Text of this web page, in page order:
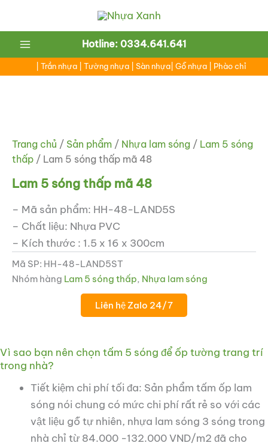
dung
Main
Menu
Hotline: 0334.641.641
Trần nhựa| Tường nhựa| Sàn nhựa| Gỗ nhựa| Phào chỉ
Trang chủ / Sản phẩm / Nhựa lam sóng / Lam 5 sóng
thấp / Lam 5 sóng thấp mã 48
Lam 5 sóng thấp mã 48
– Mã sản phẩm: HH-48-LAND5S
– Chất liệu: Nhựa PVC
– Kích thước : 1.5 x 16 x 300cm
Mã SP: HH-48-LAND5ST
Nhóm hàng Lam 5 sóng thấp, Nhựa lam sóng
Liên hệ Zalo 24/7
Vì sao bạn nên chọn tấm 5 sóng để ốp tường trang trí
trong nhà?
Tiết kiệm chi phí tối đa: Sản phẩm tấm ốp lam
sóng nói chung có mức chi phí rất rẻ so với các
vật liệu gỗ tự nhiên, nhựa lam sóng 3 sóng trong
nhà chỉ từ 84.000 -132.000 VND/m2 đã cho